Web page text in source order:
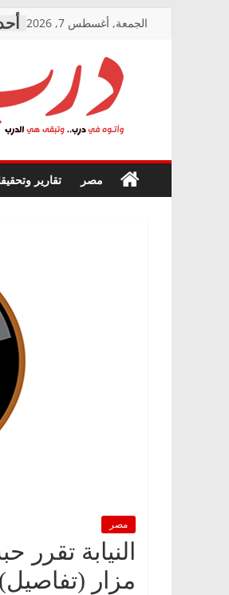
الجمعة, أغسطس 7, 2026
درب
في
درب..
مصر تقارير
مصر
النيابة
مزار (تفاصيل)